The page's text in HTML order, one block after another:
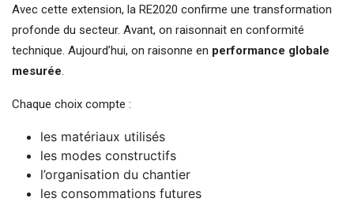
Avec cette extension, la RE2020 confirme une transformation
profonde du secteur. Avant, on raisonnait en conformité
technique. Aujourd’hui, on raisonne en performance globale
mesurée.
Chaque choix compte :
les matériaux utilisés
les modes constructifs
l’organisation du chantier
les consommations futures